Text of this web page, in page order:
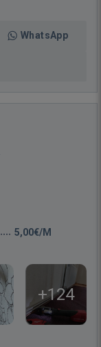
WhatsApp
5,00€/M
+124